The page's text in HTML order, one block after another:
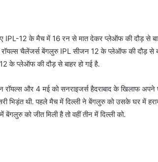
गए IPL-12 के मैच में 16 रन से मात देकर प्लेऑफ की दौड़ से
रॉयल्स चैलेंजर्स बेंगलुरु IPL सीजन 12 के प्लेऑफ की दौड़ से
के प्लेऑफ की दौड़ से बाहर हो गई है.
और 4 मई को सनराइजर्स हैदराबाद के खिलाफ
भिड़ंत थी. पहले मैच में दिल्ली ने बेंगलुरु को उसके घर में
को जीत मिली है तो वहीं तीन में दिल्ली को.